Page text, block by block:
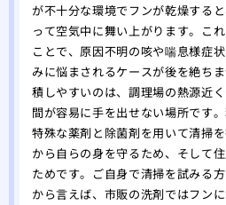
が不十分な環境でフンが乾燥する
って空気中に舞い上がります。こ
ことで、原因不明の咳や喘息様症
みに悩まされるケースが後を絶ち
積しやすいのは、調理場の熱源近
間が容易に手を出せない場所です
特殊な薬剤と除菌剤を用いて清掃
から自らの身を守るため、そして
ためです。ご自身で清掃を試みる
から言えば、市販の洗剤ではフン